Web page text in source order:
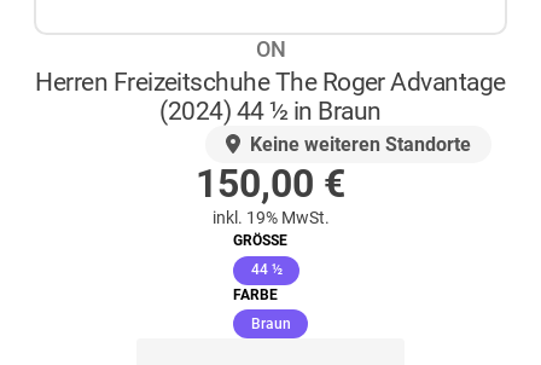
ON
Herren Freizeitschuhe The Roger Advantage
(2024) 44 ½ in Braun
Keine weiteren Standorte
150,00 €
inkl. 19% MwSt.
GRÖSSE
44 ½(ausgewählt)
FARBE
Braun(ausgewählt)